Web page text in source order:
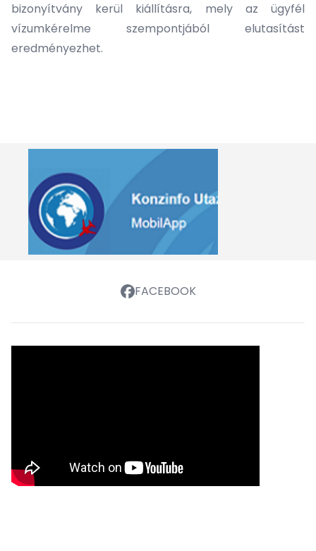
bizonyítvány kerül kiállításra, mely az ügyfél
vízumkérelme szempontjából elutasítást
eredményezhet.
FACEBOOK